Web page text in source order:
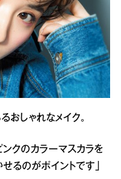
おしゃれなメイク。
ンクのカラーマスカラを
るのがポイントです」